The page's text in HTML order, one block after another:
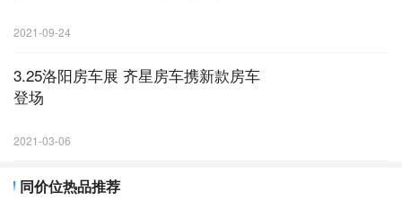
2021-09-24
3.25洛阳房车展 齐星房车携新款房车
登场
2021-03-06
同价位热品推荐